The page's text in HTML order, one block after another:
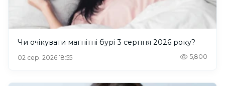
Чи очікувати магнітні бурі 3 серпня 2026 року?
02 сер. 2026 18:55 5,800